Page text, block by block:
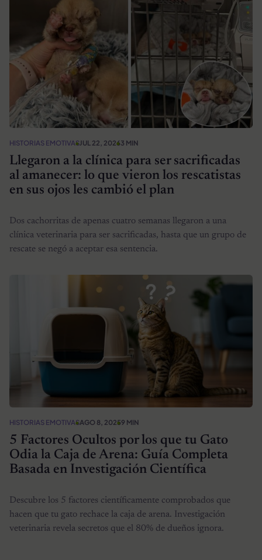
HISTORIAS EMOTIVASJUL 22, 20263 MIN
Llegaron a la clínica para ser sacrificadas
al amanecer: lo que vieron los rescatistas
en sus ojos les cambió el plan
Dos cachorritas de apenas cuatro semanas llegaron a una
clínica veterinaria para ser sacrificadas, hasta que un grupo de
rescate se negó a aceptar esa sentencia.
HISTORIAS EMOTIVASAGO 8, 20259 MIN
5 Factores Ocultos por los que tu Gato
Odia la Caja de Arena: Guía Completa
Basada en Investigación Científica
Descubre los 5 factores científicamente comprobados que
hacen que tu gato rechace la caja de arena. Investigación
veterinaria revela secretos que el 80% de dueños ignora.